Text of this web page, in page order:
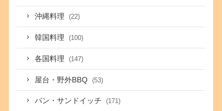
沖縄料理 (22)
韓国料理 (100)
各国料理 (147)
屋台・野外BBQ (53)
パン・サンドイッチ (171)